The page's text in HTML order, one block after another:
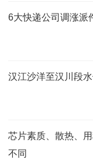
6大快递公司调涨派
汉江沙洋至汉川段
芯片素质、散热、
不同